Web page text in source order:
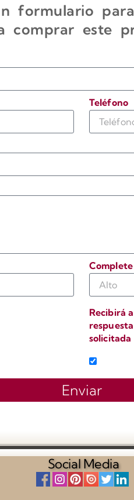
formulario
comprar este
Teléfono
Recibirá
solicitada
Enviar
Social Media